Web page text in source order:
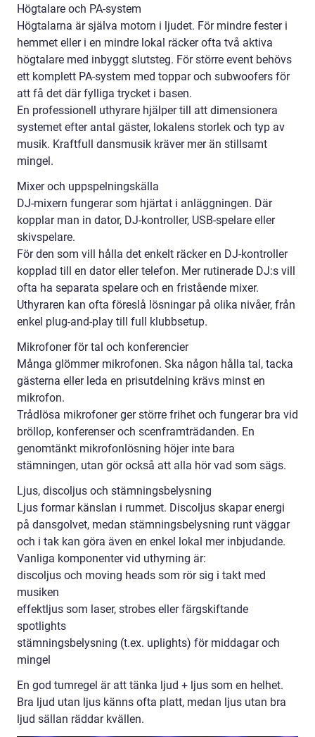
Högtalare och PA-system
Högtalarna är själva motorn i ljudet. För mindre fester i
hemmet eller i en mindre lokal räcker ofta två aktiva
högtalare med inbyggt slutsteg. För större event behövs
ett komplett PA-system med toppar och subwoofers för
att få det där fylliga trycket i basen.
En professionell uthyrare hjälper till att dimensionera
systemet efter antal gäster, lokalens storlek och typ av
musik. Kraftfull dansmusik kräver mer än stillsamt
mingel.
Mixer och uppspelningskälla
DJ-mixern fungerar som hjärtat i anläggningen. Där
kopplar man in dator, DJ-kontroller, USB-spelare eller
skivspelare.
För den som vill hålla det enkelt räcker en DJ-kontroller
kopplad till en dator eller telefon. Mer rutinerade DJ:s vill
ofta ha separata spelare och en fristående mixer.
Uthyraren kan ofta föreslå lösningar på olika nivåer, från
enkel plug-and-play till full klubbsetup.
Mikrofoner för tal och konferencier
Många glömmer mikrofonen. Ska någon hålla tal, tacka
gästerna eller leda en prisutdelning krävs minst en
mikrofon.
Trådlösa mikrofoner ger större frihet och fungerar bra vid
bröllop, konferenser och scenframträdanden. En
genomtänkt mikrofonlösning höjer inte bara
stämningen, utan gör också att alla hör vad som sägs.
Ljus, discoljus och stämningsbelysning
Ljus formar känslan i rummet. Discoljus skapar energi
på dansgolvet, medan stämningsbelysning runt väggar
och i tak kan göra även en enkel lokal mer inbjudande.
Vanliga komponenter vid uthyrning är:
discoljus och moving heads som rör sig i takt med
musiken
effektljus som laser, strobes eller färgskiftande
spotlights
stämningsbelysning (t.ex. uplights) för middagar och
mingel
En god tumregel är att tänka ljud + ljus som en helhet.
Bra ljud utan ljus känns ofta platt, medan ljus utan bra
ljud sällan räddar kvällen.